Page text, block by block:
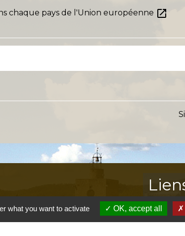
chaque pays de l'Union européenne open_in_new
Provence
what you want to activate OK, accept all